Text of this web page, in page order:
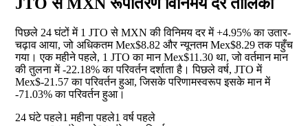
JTO से MXN रूपांतरण विनिमय दर तालिका
पिछले 24 घंटों में 1 JTO से MXN की विनिमय दर में+4.95%का उतार-
चढ़ाव आया, जो अधिकतम Mex$8.82 और न्यूनतम Mex$8.29 तक पहुँच
गया। एक महीने पहले, 1 JTO का मान Mex$11.30 था, जो वर्तमान मान
की तुलना में-22.18%का परिवर्तन दर्शाता है। पिछले वर्ष, JTO में
Mex$-21.57 का परिवर्तन हुआ, जिसके परिणामस्वरूप इसके मान में
-71.03%का परिवर्तन हुआ।
24 घंटे पहले1 महीना पहले1 वर्ष पहले